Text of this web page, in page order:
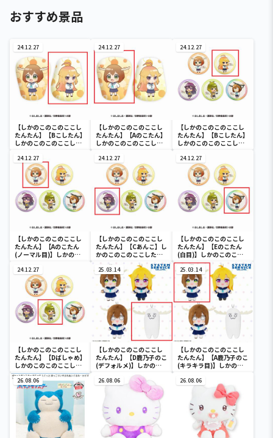
おすすめ景品
24.12.27
【しかのこのこのここし
たんたん】【Bこしたん】
しかのこのこのここした
ション
24.12.27
【しかのこのこのここし
たんたん】【Aのこたん】
しかのこのこのここした
ション
24.12.27
【しかのこのこのここし
たんたん】【Bこしたん】
しかのこのこのここした
ション
24.12.27
【しかのこのこのここし
たんたん】【Aのこたん
(ノーマル目)】しかのこ
缶バッジコレクション
24.12.27
【しかのこのこのここし
たんたん】【Cあんこ】し
かのこのこのここしたん
たん 缶バッジコレクシ
ョン
24.12.27
【しかのこのこのここし
たんたん】【Eのこたん
(白目)】しかのこのこの
ここしたんたん 缶バッ
ジコレクション
24.12.27
【しかのこのこのここし
たんたん】【Dばしゃめ】
しかのこのこのここした
んたん 缶バッジコレク
ション
25.03.14
【しかのこのこのここし
たんたん】【D鹿乃子のこ
(デフォルメ)】しかのこ
のこのここしたんたん デ
フォルメぬいぐるみ
25.03.14
【しかのこのこのここし
たんたん】【A鹿乃子のこ
(キラキラ目)】しかのこ
フォルメぬいぐるみ
26.08.06 26.08.06 26.08.06